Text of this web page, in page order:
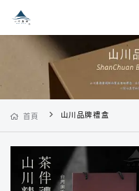
首頁 山川品牌禮盒